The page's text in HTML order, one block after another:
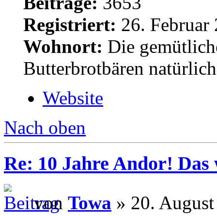
Registriert: 26. Februar
Wohnort: Die
Butterbrotbären
Website
Nach oben
Re: 10 Jahre Andor!
von Towa » 20.